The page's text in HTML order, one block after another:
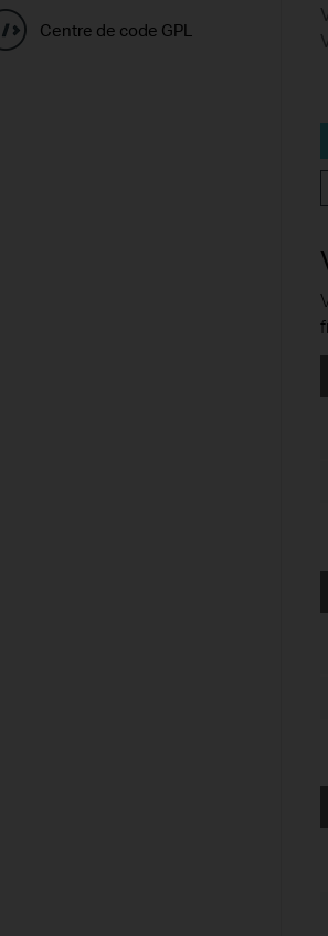
Centre de code GPL